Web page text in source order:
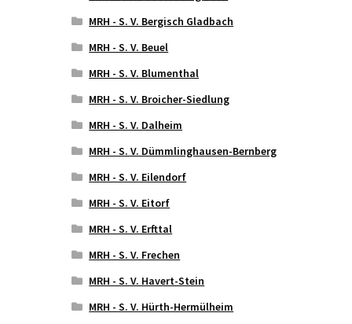
MRH - S. V. Bergisch Gladbach
MRH - S. V. Beuel
MRH - S. V. Blumenthal
MRH - S. V. Broicher-Siedlung
MRH - S. V. Dalheim
MRH - S. V. Dümmlinghausen-Bernberg
MRH - S. V. Eilendorf
MRH - S. V. Eitorf
MRH - S. V. Erfttal
MRH - S. V. Frechen
MRH - S. V. Havert-Stein
MRH - S. V. Hürth-Hermülheim